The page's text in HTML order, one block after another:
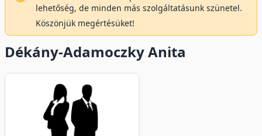
lehetőség, de minden más szolgáltatásunk szünetel.
Köszönjük megértésüket!
Dékány-Adamoczky Anita